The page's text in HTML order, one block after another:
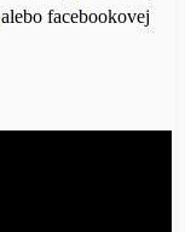
alebo facebookovej